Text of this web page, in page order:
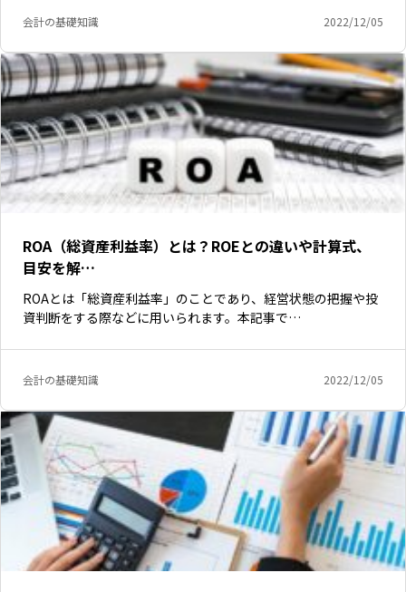
会計の基礎知識 2022/12/05
ROA（総資産利益率）とは？ROEとの違いや計算式、
目安を解…
ROAとは「総資産利益率」のことであり、経営状態の把握や投
資判断をする際などに用いられます。本記事で…
会計の基礎知識 2022/12/05